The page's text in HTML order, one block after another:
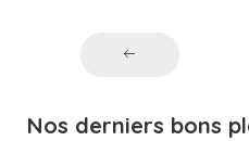
Nos derniers bons